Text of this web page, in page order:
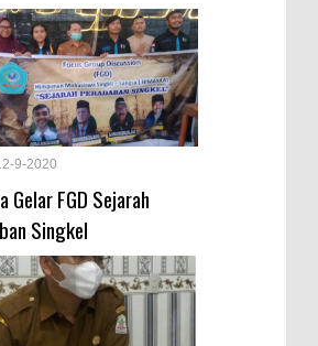
9-2020
Gelar FGD Sejarah
Singkel